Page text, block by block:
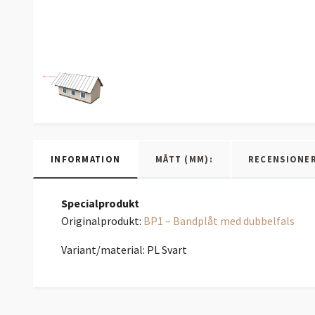
INFORMATION MÅTT (MM):
Specialprodukt
Originalprodukt: BP1 – Bandplåt med dubbelfals
Variant/material: PL Svart